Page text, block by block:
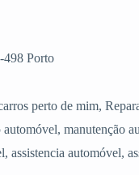
498 Porto
perto de mim,
manutenção
assistencia automóvel,